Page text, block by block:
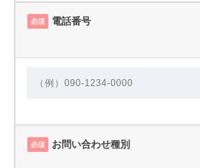
必須 電話番号
必須 お問い合わせ種別